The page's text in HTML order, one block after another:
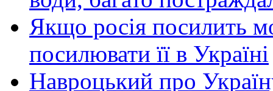
Якщо росія посилить
посилювати її в Україні
Навроцький про